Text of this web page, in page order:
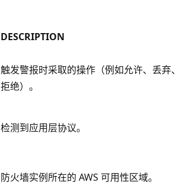
DESCRIPTION
触发警报时采取的操作（例如允许、丢弃、
拒绝）。
检测到应用层协议。
防火墙实例所在的 AWS 可用性区域。